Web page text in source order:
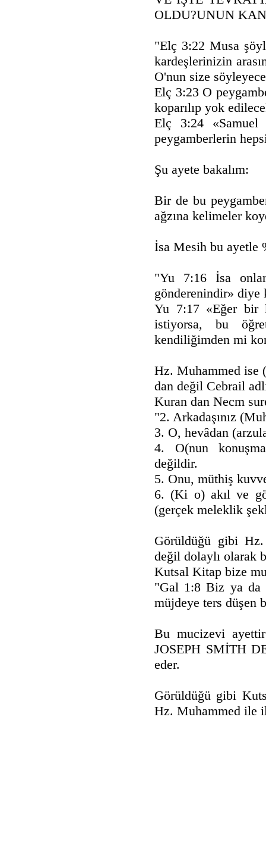
OLDU?UNUN
"Elç 3:22 Musa
kardeşlerinizin
O'nun size
Elç 3:23 O
koparılıp yok
Elç 3:24
peygamberlerin
Şu ayete bakalım:
Bir de bu
ağzına kelimeler
İsa Mesih bu ayetle
"Yu 7:16 İsa
gönderenindir» diye
Yu 7:17 «Eğer bir
istiyorsa, bu
kendiliğimden mi
Hz. Muhammed ise
dan değil Cebrail
Kuran dan Necm
"2. Arkadaşınız
3. O, hevâdan
4. O(nun
değildir.
5. Onu, müthiş
6. (Ki o) akıl ve
(gerçek meleklik
Görüldüğü gibi
değil dolaylı olarak
Kutsal Kitap bize
"Gal 1:8 Biz ya da
müjdeye ters düşen
Bu mucizevi
JOSEPH SMİTH
eder.
Görüldüğü gibi
Hz. Muhammed ile